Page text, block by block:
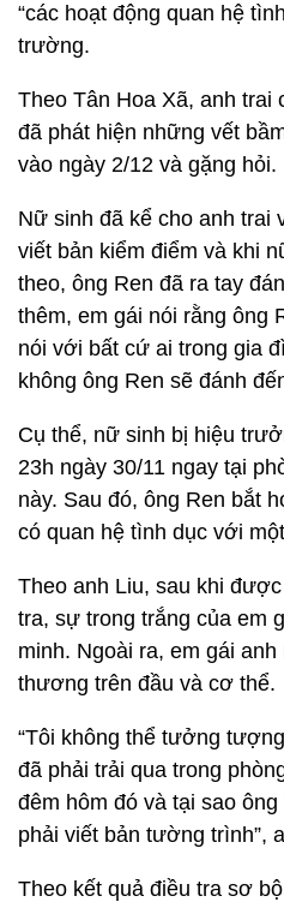
“các hoạt động quan hệ
trường.
Theo Tân Hoa Xã, anh trai
đã phát hiện những vết
vào ngày 2/12 và gặng hỏi.
Nữ sinh đã kể cho anh trai
viết bản kiểm điểm và khi
theo, ông Ren đã ra tay
thêm, em gái nói rằng ông
nói với bất cứ ai trong gia
không ông Ren sẽ đánh
Cụ thể, nữ sinh bị hiệu
23h ngày 30/11 ngay tại
này. Sau đó, ông Ren bắt
có quan hệ tình dục với
Theo anh Liu, sau khi
tra, sự trong trắng của em
minh. Ngoài ra, em gái
thương trên đầu và cơ thể.
“Tôi không thể tưởng
đã phải trải qua trong
đêm hôm đó và tại sao
phải viết bản tường trình”,
Theo kết quả điều tra sơ